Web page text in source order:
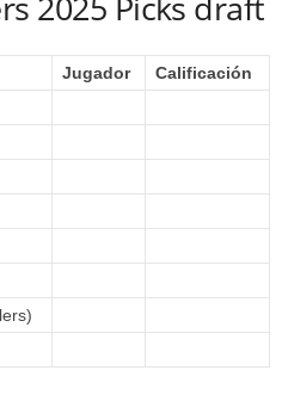
Jugador
Calificación